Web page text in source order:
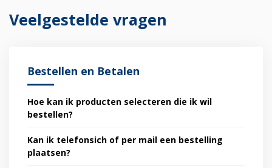
Veelgestelde vragen
Bestellen en Betalen
Hoe kan ik producten selecteren die ik wil
bestellen?
Kan ik telefonsich of per mail een bestelling
plaatsen?